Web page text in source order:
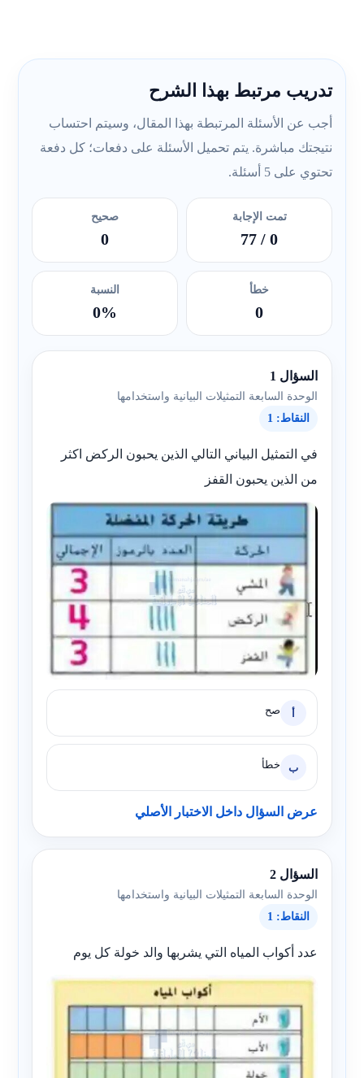
تدريب مرتبط بهذا الشرح
أجب عن الأسئلة المرتبطة بهذا المقال، وسيتم احتساب
نتيجتك مباشرة. يتم تحميل الأسئلة على دفعات؛ كل دفعة
تحتوي على 5 أسئلة.
تمت الإجابة
0
/ 77
صحيح
0
خطأ
0
النسبة
0%
السؤال 1
الوحدة السابعة التمثيلات البيانية واستخدامها
النقاط: 1
في التمثيل البياني التالي الذين يحبون الركض اكثر
من الذين يحبون القفز
أ صح
ب خطأ
عرض السؤال داخل الاختبار الأصلي
السؤال 2
الوحدة السابعة التمثيلات البيانية واستخدامها
النقاط: 1
عدد أكواب المياه التي يشربها والد خولة كل يوم